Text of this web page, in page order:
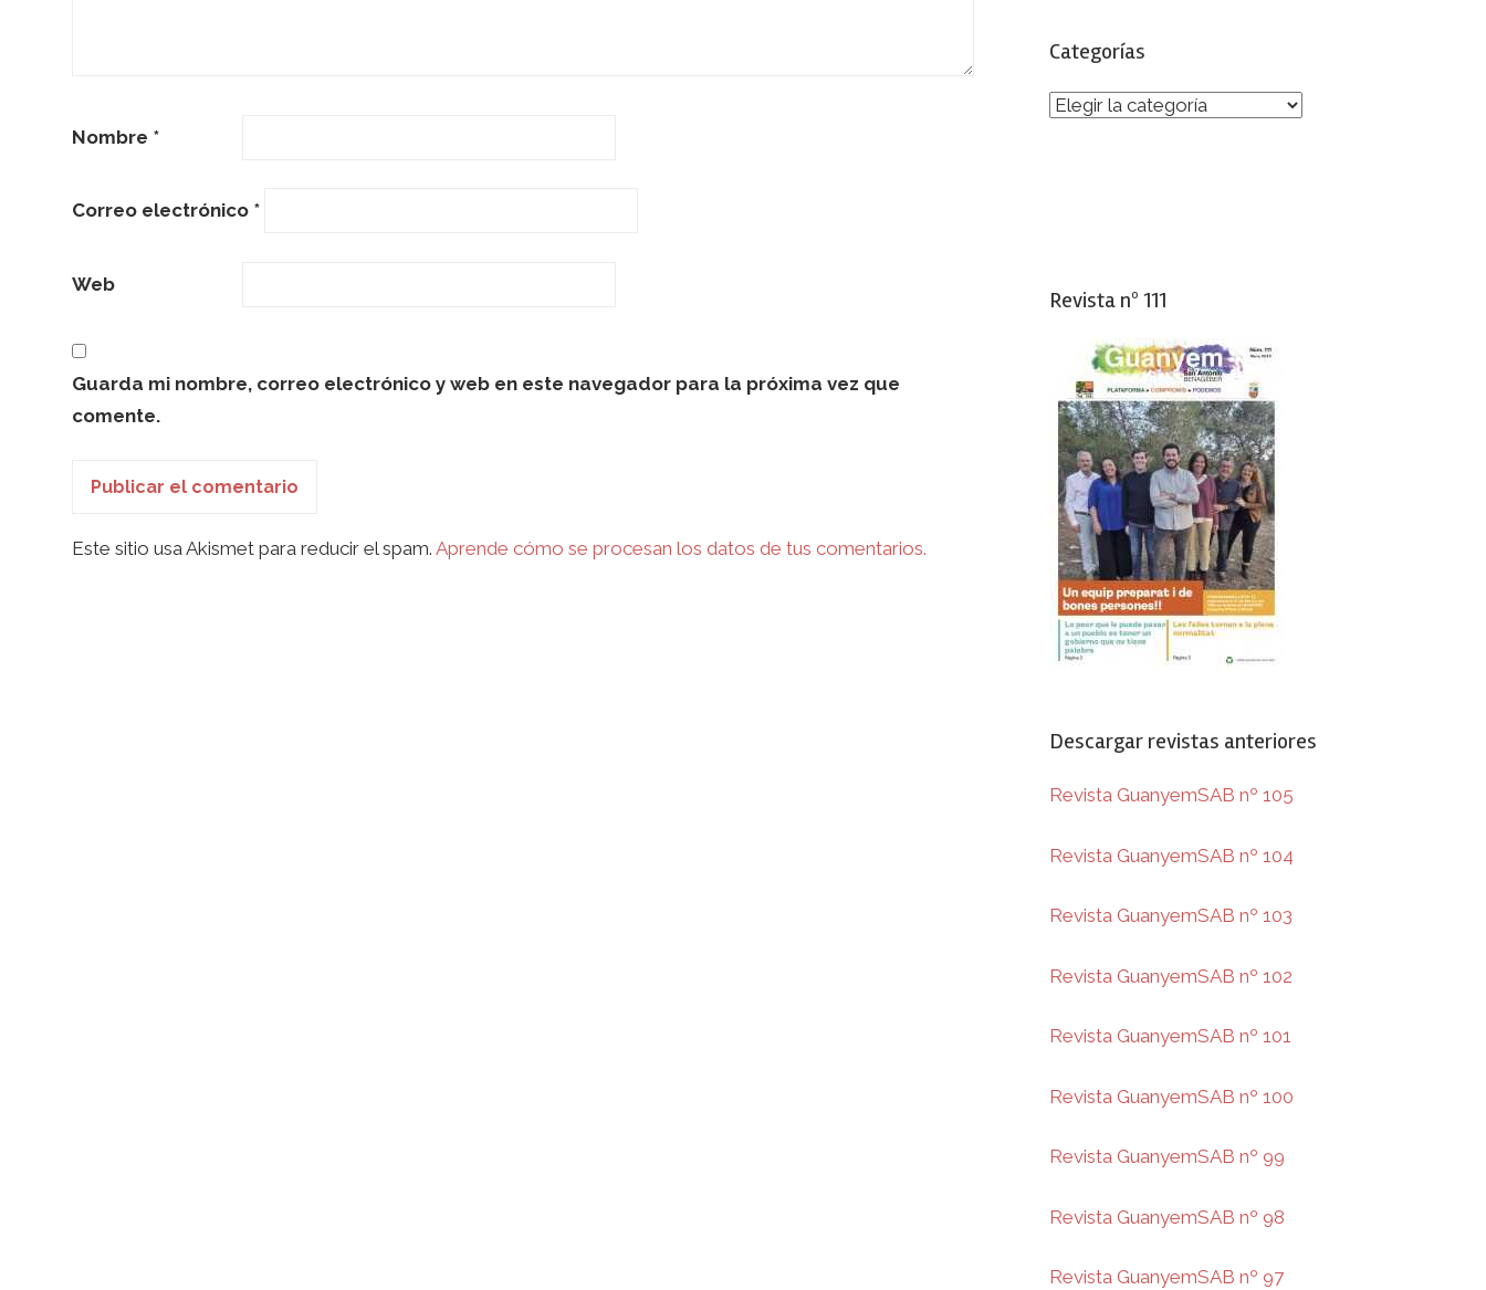
Nombre *
Correo electrónico *
Web
Guarda mi nombre, correo electrónico y web en este navegador para la próxima vez que
comente.
Este sitio usa Akismet para reducir el spam. Aprende cómo se procesan los datos de tus comentarios.
Categorías
Categorías
Revista nº 111
Descargar revistas anteriores
Revista GuanyemSAB nº 105
Revista GuanyemSAB nº 104
Revista GuanyemSAB nº 103
Revista GuanyemSAB nº 102
Revista GuanyemSAB nº 101
Revista GuanyemSAB nº 100
Revista GuanyemSAB nº 99
Revista GuanyemSAB nº 98
Revista GuanyemSAB nº 97